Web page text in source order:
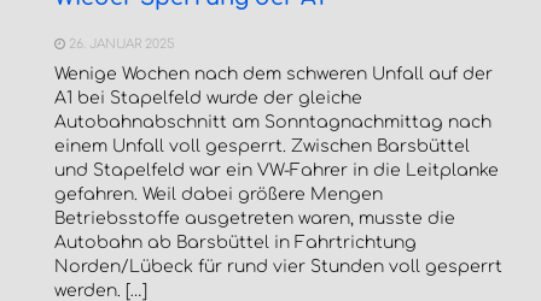
26. JANUAR 2025
Wenige Wochen nach dem schweren Unfall auf der
A1 bei Stapelfeld wurde der gleiche
Autobahnabschnitt am Sonntagnachmittag nach
einem Unfall voll gesperrt. Zwischen Barsbüttel
und Stapelfeld war ein VW-Fahrer in die Leitplanke
gefahren. Weil dabei größere Mengen
Betriebsstoffe ausgetreten waren, musste die
Autobahn ab Barsbüttel in Fahrtrichtung
Norden/Lübeck für rund vier Stunden voll gesperrt
werden. […]